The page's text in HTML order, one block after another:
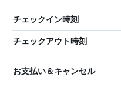
チェックイン時刻
チェックアウト時刻
お支払い＆キャンセル